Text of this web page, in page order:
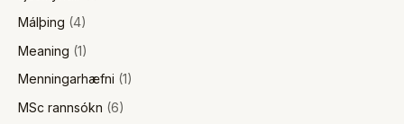
Málþing (4)
Meaning (1)
Menningarhæfni (1)
MSc rannsókn (6)